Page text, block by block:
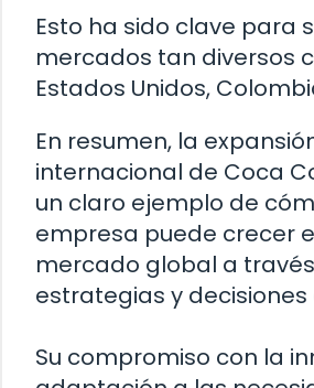
Esto ha sido clave para
mercados tan diversos
Estados Unidos,
En resumen, la
internacional de Coca
un claro ejemplo de
empresa puede crecer
mercado global a
estrategias y
Su compromiso con la